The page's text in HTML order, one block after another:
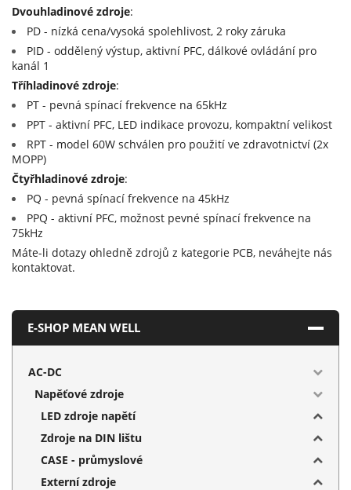
Dvouhladinové zdroje:
PD - nízká cena/vysoká spolehlivost, 2 roky záruka
PID - oddělený výstup, aktivní PFC, dálkové ovládání pro
kanál 1
Tříhladinové zdroje:
PT - pevná spínací frekvence na 65kHz
PPT - aktivní PFC, LED indikace provozu, kompaktní velikost
RPT - model 60W schválen pro použití ve zdravotnictví (2x
MOPP)
Čtyřhladinové zdroje:
PQ - pevná spínací frekvence na 45kHz
PPQ - aktivní PFC, možnost pevné spínací frekvence na
75kHz
Máte-li dotazy ohledně zdrojů z kategorie PCB, neváhejte nás
kontaktovat.
E-SHOP MEAN WELL
AC-DC
Napěťové zdroje
LED zdroje napětí
Zdroje na DIN lištu
CASE - průmyslové
Externí zdroje